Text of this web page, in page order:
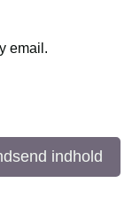
email.
indhold